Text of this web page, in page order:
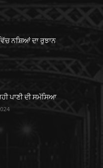
ਨਸ਼ਿਆਂ ਦਾ ਰੁਝਾਨ
ਪਾਣੀ ਦੀ ਸਮੱਸਿਆ